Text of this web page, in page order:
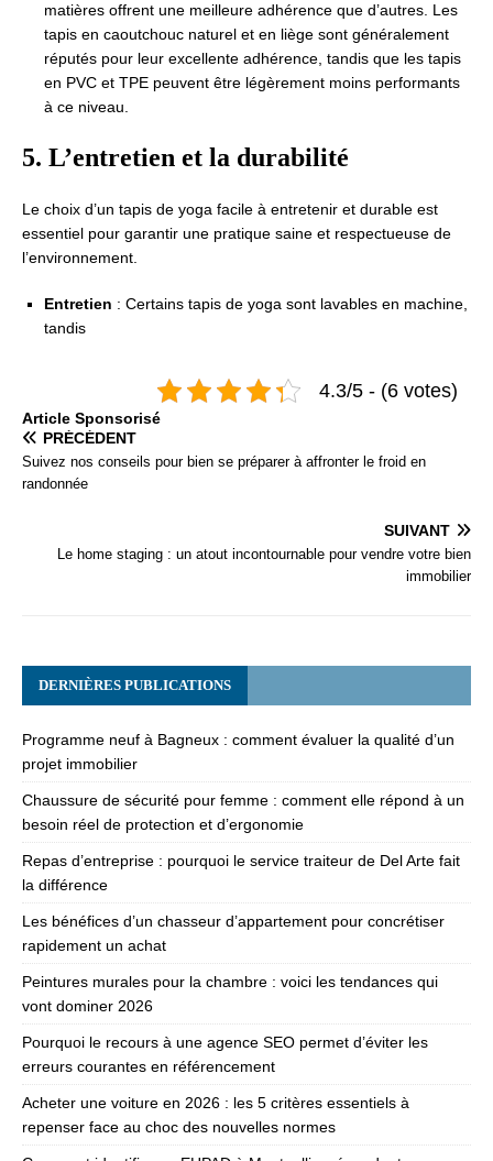
matières offrent une meilleure adhérence que d’autres. Les
tapis en caoutchouc naturel et en liège sont généralement
réputés pour leur excellente adhérence, tandis que les tapis
en PVC et TPE peuvent être légèrement moins performants
à ce niveau.
5. L’entretien et la durabilité
Le choix d’un tapis de yoga facile à entretenir et durable est
essentiel pour garantir une pratique saine et respectueuse de
l’environnement.
Entretien : Certains tapis de yoga sont lavables en machine,
tandis
4.3/5 - (6 votes)
Articlе Spоnsоrisé
PRÉCÉDENT
Suivez nos conseils pour bien se préparer à affronter le froid en
randonnée
SUIVANT
Le home staging : un atout incontournable pour vendre votre bien
immobilier
DERNIÈRES PUBLICATIONS
Programme neuf à Bagneux : comment évaluer la qualité d’un
projet immobilier
Chaussure de sécurité pour femme : comment elle répond à un
besoin réel de protection et d’ergonomie
Repas d’entreprise : pourquoi le service traiteur de Del Arte fait
la différence
Les bénéfices d’un chasseur d’appartement pour concrétiser
rapidement un achat
Peintures murales pour la chambre : voici les tendances qui
vont dominer 2026
Pourquoi le recours à une agence SEO permet d’éviter les
erreurs courantes en référencement
Acheter une voiture en 2026 : les 5 critères essentiels à
repenser face au choc des nouvelles normes